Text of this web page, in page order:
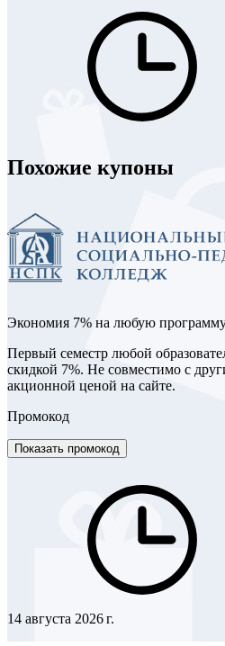
Похожие купоны
Экономия 7% на любую
Первый семестр любой
скидкой 7%. Не совместимо с
акционной ценой на сайте.
Промокод
Показать промокод
14 августа 2026 г.